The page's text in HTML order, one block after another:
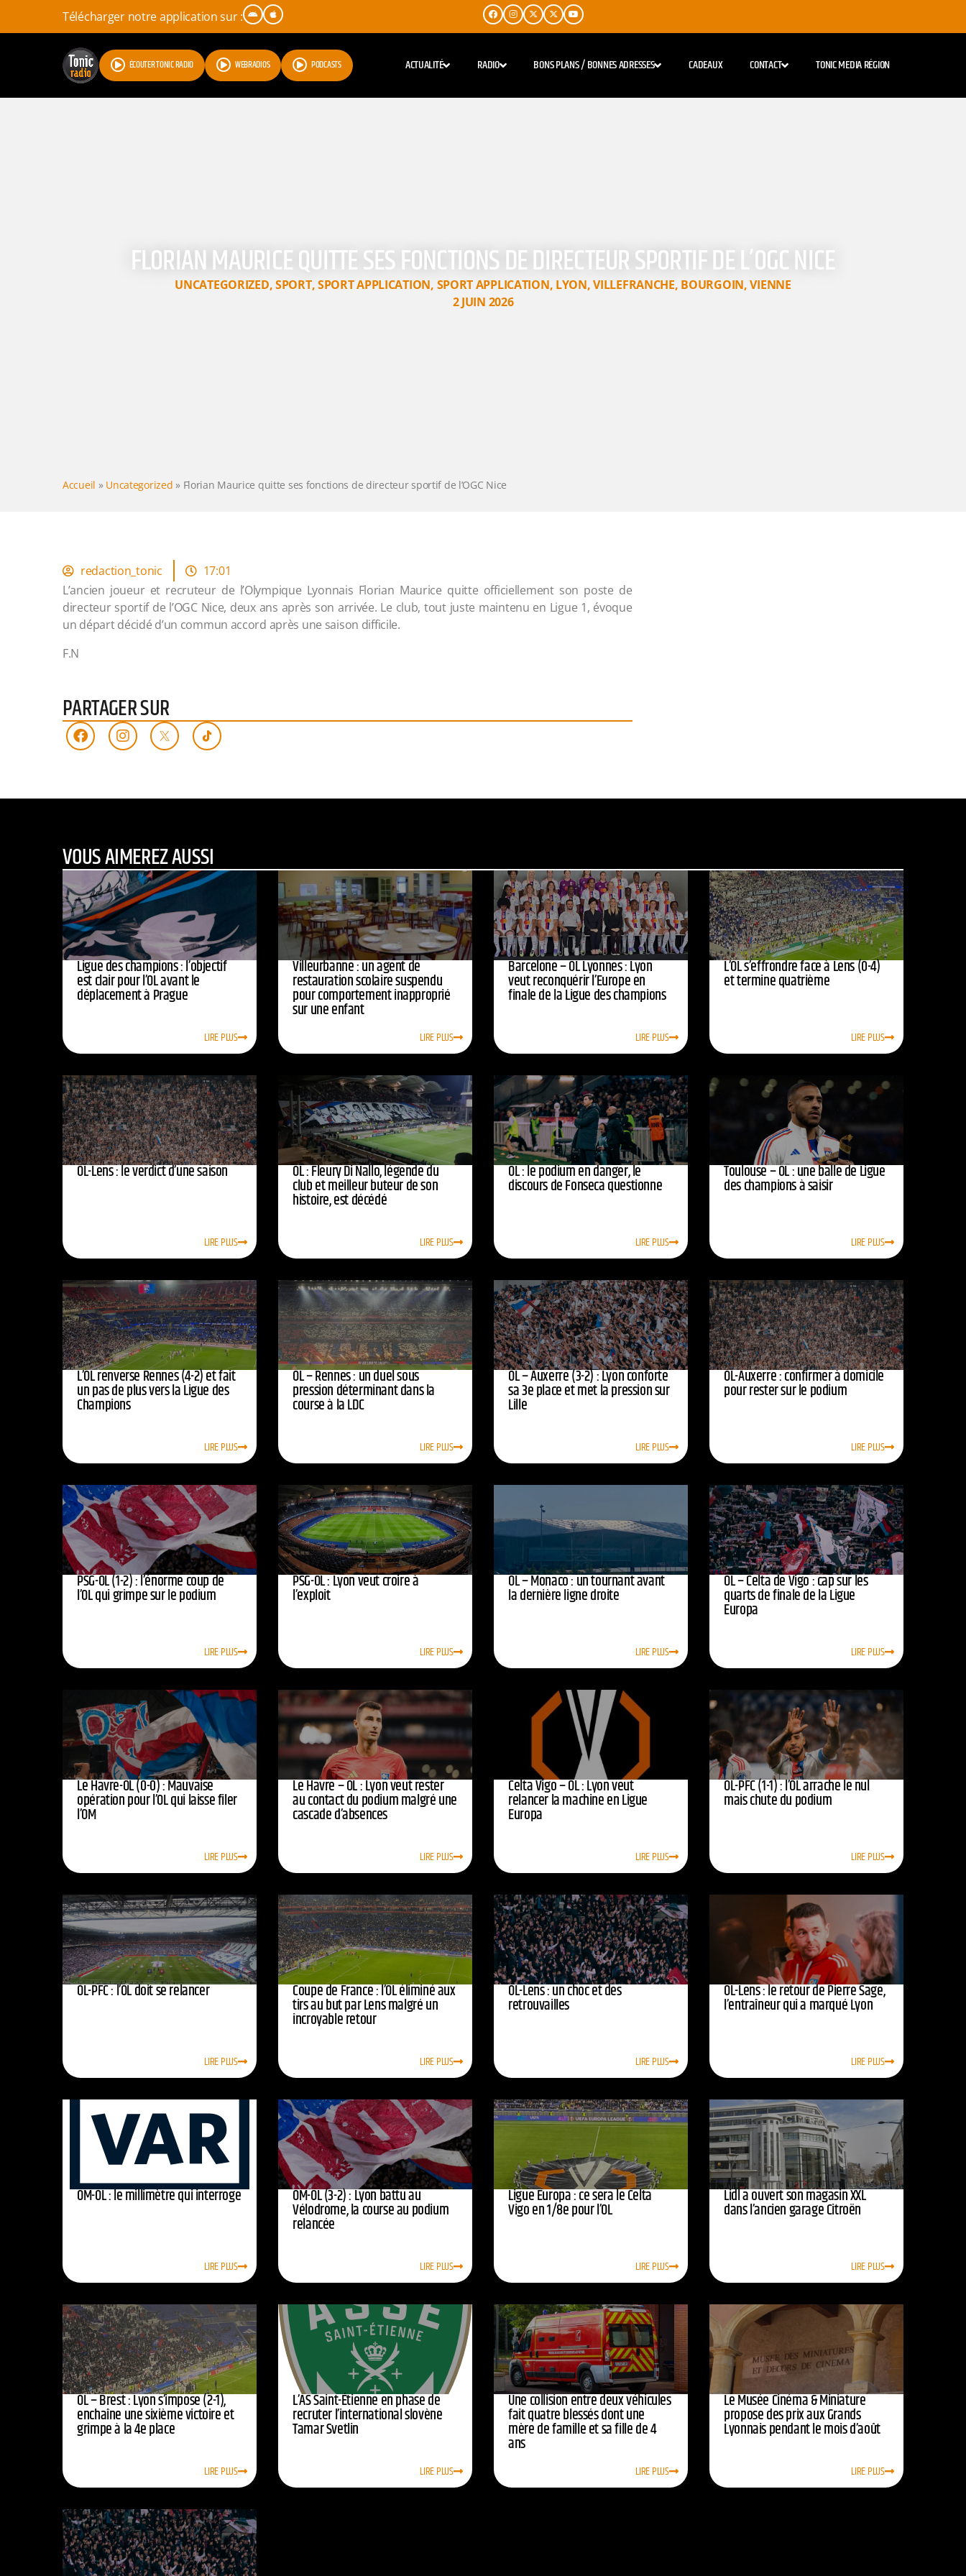
Télécharger notre application sur :
ÉCOUTER TONIC RADIO WEBRADIOS PODCASTS ACTUALITÉ RADIO BONS PLANS / BONNES ADRESSES CADEAUX CONTACT TONIC MEDIA RÉGION
FLORIAN MAURICE QUITTE SES FONCTIONS DE DIRECTEUR SPORTIF DE L’OGC NICE
UNCATEGORIZED,SPORT,SPORT APPLICATION, SPORT APPLICATION, LYON,VILLEFRANCHE, BOURGOIN,VIENNE
2 JUIN 2026
Accueil » Uncategorized » Florian Maurice quitte ses fonctions de directeur sportif de l’OGC Nice
redaction_tonic
17:01
L’ancien joueur et recruteur de l’Olympique Lyonnais Florian Maurice quitte officiellement son poste de
directeur sportif de l’OGC Nice, deux ans après son arrivée. Le club, tout juste maintenu en Ligue 1, évoque
un départ décidé d’un commun accord après une saison difficile.
F.N
PARTAGER SUR
VOUS AIMEREZ AUSSI
Ligue des champions : l’objectif
est clair pour l’OL avant le
déplacement à Prague
LIRE PLUS
Villeurbanne : un agent de
restauration scolaire suspendu
pour comportement inapproprié
sur une enfant
LIRE PLUS
Barcelone – OL Lyonnes : Lyon
veut reconquérir l’Europe en
finale de la Ligue des champions
LIRE PLUS
L’OL s’effrondre face à Lens (0-4)
et termine quatrième
LIRE PLUS
OL-Lens : le verdict d’une saison
LIRE PLUS
OL : Fleury Di Nallo, légende du
club et meilleur buteur de son
histoire, est décédé
LIRE PLUS
OL : le podium en danger, le
discours de Fonseca questionne
LIRE PLUS
Toulouse – OL : une balle de Ligue
des champions à saisir
LIRE PLUS
L’OL renverse Rennes (4-2) et fait
un pas de plus vers la Ligue des
Champions
LIRE PLUS
OL – Rennes : un duel sous
pression déterminant dans la
course à la LDC
LIRE PLUS
OL – Auxerre (3-2) : Lyon conforte
sa 3e place et met la pression sur
Lille
LIRE PLUS
OL-Auxerre : confirmer à domicile
pour rester sur le podium
LIRE PLUS
PSG-OL (1-2) : l’énorme coup de
l’OL qui grimpe sur le podium
LIRE PLUS
PSG-OL : Lyon veut croire à
l’exploit
LIRE PLUS
OL – Monaco : un tournant avant
la dernière ligne droite
LIRE PLUS
OL – Celta de Vigo : cap sur les
quarts de finale de la Ligue
Europa
LIRE PLUS
Le Havre-OL (0-0) : Mauvaise
opération pour l’OL qui laisse filer
l’OM
LIRE PLUS
Le Havre – OL : Lyon veut rester
au contact du podium malgré une
cascade d’absences
LIRE PLUS
Celta Vigo – OL : Lyon veut
relancer la machine en Ligue
Europa
LIRE PLUS
OL-PFC (1-1) : l’OL arrache le nul
mais chute du podium
LIRE PLUS
OL-PFC : l’OL doit se relancer
LIRE PLUS
Coupe de France : l’OL éliminé aux
tirs au but par Lens malgré un
incroyable retour
LIRE PLUS
OL-Lens : un choc et des
retrouvailles
LIRE PLUS
OL-Lens : le retour de Pierre Sage,
l’entraîneur qui a marqué Lyon
LIRE PLUS
OM-OL : le millimètre qui interroge
LIRE PLUS
OM-OL (3-2) : Lyon battu au
Vélodrome, la course au podium
relancée
LIRE PLUS
Ligue Europa : ce sera le Celta
Vigo en 1/8e pour l’OL
LIRE PLUS
Lidl a ouvert son magasin XXL
dans l’ancien garage Citroën
LIRE PLUS
OL – Brest : Lyon s’impose (2-1),
enchaîne une sixième victoire et
grimpe à la 4e place
LIRE PLUS
L’AS Saint-Étienne en phase de
recruter l’international slovène
Tamar Svetlin
LIRE PLUS
Une collision entre deux véhicules
fait quatre blessés dont une
mère de famille et sa fille de 4
ans
LIRE PLUS
Le Musée Cinéma & Miniature
propose des prix aux Grands
Lyonnais pendant le mois d’août
LIRE PLUS